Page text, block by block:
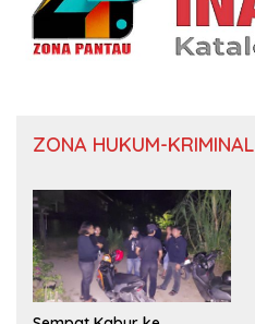
ZONA HUKUM-KRIMINAL